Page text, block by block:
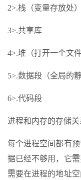
2>.栈（变量存放处）
3>.共享库
4>.堆（打开一个文
5>.数据段（全局的
6>.代码段
进程和内存的存储关
每个进程空间都有
据已经不够用，它
需要在进程的地址